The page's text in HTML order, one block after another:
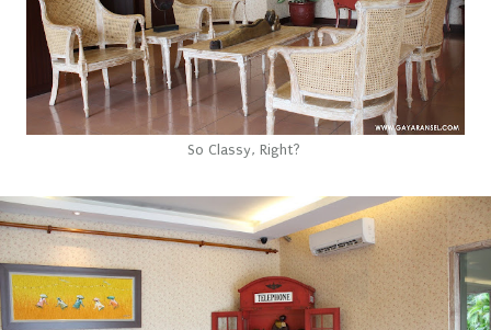
So Classy, Right?